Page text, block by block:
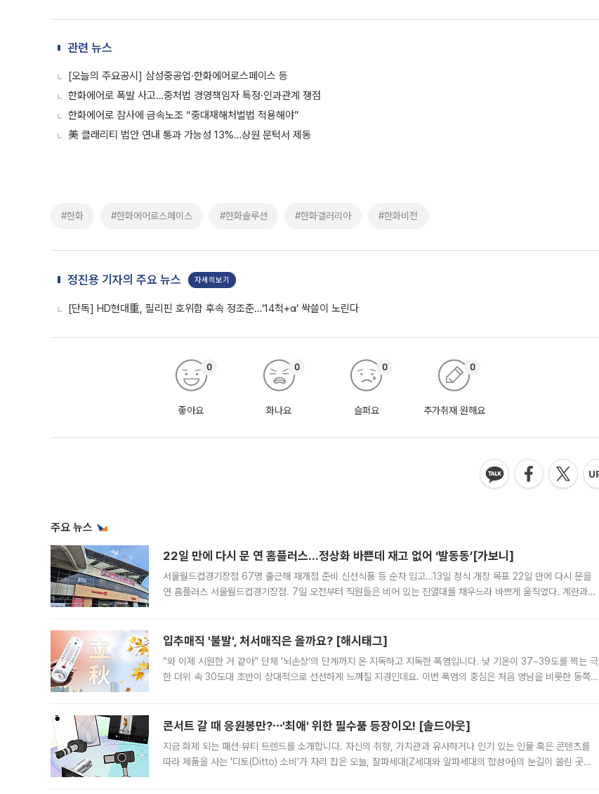
관련 뉴스
[오늘의 주요공시] 삼성중공업·한화에어로스페이스 등
한화에어로 폭발 사고…중처법 경영책임자 특정·인과관계 쟁점
한화에어로 참사에 금속노조 “중대재해처벌법 적용해야”
美 클래리티 법안 연내 통과 가능성 13%…상원 문턱서 제동
#한화 #한화에어로스페이스 #한화솔루션 #한화갤러리아 #한화비전
정진용 기자의 주요 뉴스 자세히보기
[단독] HD현대重, 필리핀 호위함 후속 정조준…‘14척+α’ 싹쓸이 노린다
좋아요
0
화나요
0
슬퍼요
0
추가취재 원해요
0
주요 뉴스
22일 만에 다시 문 연 홈플러스…정상화 바쁜데 재고 없어 ‘발동동’[가보니]
서울월드컵경기장점 67명 출근해 재개점 준비 신선식품 등 순차 입고…13일 정식 개장 목표 22일 만에 다시 문을
연 홈플러스 서울월드컵경기장점. 7일 오전부터 직원들은 비어 있는 진열대를 채우느라 바쁘게 움직였다. 계란과
입추매직 '불발', 처서매직은 올까요? [해시태그]
“와 이제 시원한 거 같아” 단체 ‘뇌손상’의 단계까지 온 지독하고 지독한 폭염입니다. 낮 기온이 37~39도를 찍는 극
한 더위 속 30도대 초반이 상대적으로 선선하게 느껴질 지경인데요. 이번 폭염의 중심은 처음 영남을 비롯한 동쪽
콘서트 갈 때 응원봉만?⋯'최애' 위한 필수품 등장이오! [솔드아웃]
지금 화제 되는 패션·뷰티 트렌드를 소개합니다. 자신의 취향, 가치관과 유사하거나 인기 있는 인물 혹은 콘텐츠를
따라 제품을 사는 '디토(Ditto) 소비'가 자리 잡은 오늘, 잘파세대(Z세대와 알파세대의 합성어)의 눈길이 쏠린 곳은